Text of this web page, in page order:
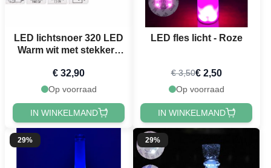
LED lichtsnoer 320 LED
Warm wit met stekker -
€ 32,90
Op voorraad
IN WINKELMAND
LED fles licht - Roze
€ 3,50€ 2,50
Op voorraad
IN WINKELMAND
29% 29%